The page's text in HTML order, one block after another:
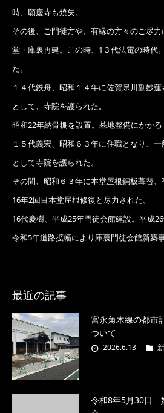
時、願慶寺も焼失。
その後、ご門徒方や、有縁の方々のご尽
堂・庫裏再建。この時、1３代法電の時代
た。
１４代鉄舟、昭和１４年に佐賀県川副妙
として、寺院を護られた。
昭和22年納骨棚を設置。墓地整備にかかる
１５代義宏、昭和６３年に住職となり、
として寺院を護られた。
その間、昭和６３年に本堂屋根銅板葺替
16年2回目本堂屋根修復と尽力された。
16代慶樹、平成25年門徒会館建設。平成
令和5年道路拡幅により庫裏門徒会館新築
最近の記事
宮永角木線の都市
ついて
2026.6.13
令和8年5月30日